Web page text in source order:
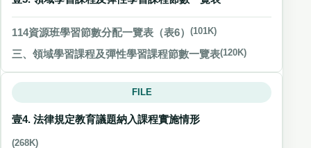
114資源班學習節數分配一覽表（表6） (101K)
三、領域學習課程及彈性學習課程節數一覽表(120K)
FILE
壹4. 法律規定教育議題納入課程實施情形
(268K)